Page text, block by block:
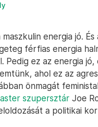
energia jó.
férfias energia
Pedig ez az energia
ahol ez az
önmagát
szupersztár Joe
a politikai